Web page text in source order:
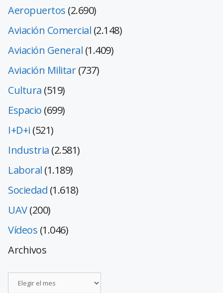
Aeropuertos (2.690)
Aviación Comercial (2.148)
Aviación General (1.409)
Aviación Militar(737)
Cultura (519)
Espacio (699)
I+D+i (521)
Industria (2.581)
Laboral (1.189)
Sociedad (1.618)
UAV(200)
Vídeos (1.046)
Archivos